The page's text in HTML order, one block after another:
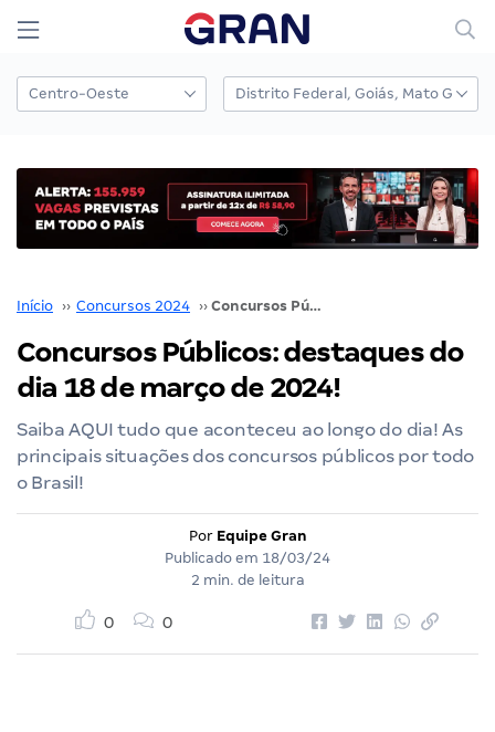
Início ›› Concursos 2024 ›› Concursos Públicos: destaques do dia 18 de março de 2024!
Concursos Públicos: destaques do
dia 18 de março de 2024!
Saiba AQUI tudo que aconteceu ao longo do dia! As
principais situações dos concursos públicos por todo
o Brasil!
Por Equipe Gran
Publicado em 18/03/24
2 min. de leitura
0 0